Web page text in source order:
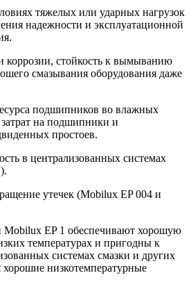
тяжелых или ударных нагрузок
надежности и эксплуатационной
коррозии, стойкость к вымыванию
смазывания оборудования даже
подшипников во влажных
на подшипники и
простоев.
в централизованных системах
утечек (Mobilux EP 004 и
Mobilux EP 1 обеспечивают хорошую
температурах и пригодны к
системах смазки и других
хорошие низкотемпературные